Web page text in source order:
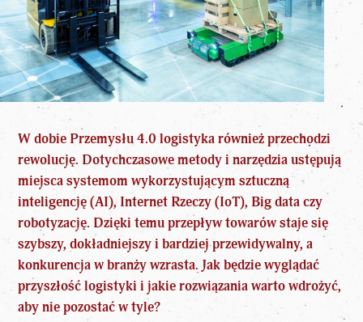
W dobie Przemysłu 4.0 logistyka również przechodzi
rewolucję. Dotychczasowe metody i narzędzia ustępują
miejsca systemom wykorzystującym sztuczną
inteligencję (AI), Internet Rzeczy (IoT), Big data czy
robotyzację. Dzięki temu przepływ towarów staje się
szybszy, dokładniejszy i bardziej przewidywalny, a
konkurencja w branży wzrasta. Jak będzie wyglądać
przyszłość logistyki i jakie rozwiązania warto wdrożyć,
aby nie pozostać w tyle?